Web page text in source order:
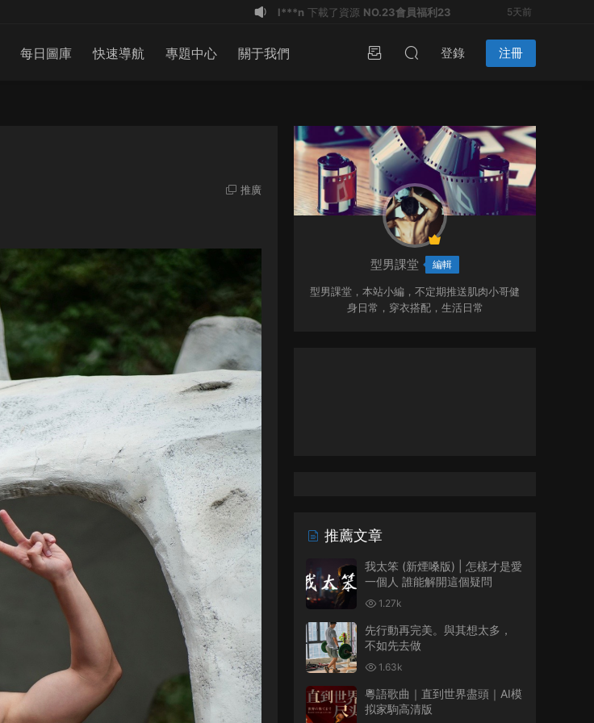
每日圖庫 快速導航 專題中心 關于我們 登錄 注冊
l***n 簽到打卡，獲得2金豆獎勵 5天前
u******* 登錄了本站 1周前
登錄了本站 11小時前
L**B加入了本站 11小時前
加入了本站 23小時前
l***n下載了資源NO.23會員福利23 5天前
NO.23會員福利23
推廣
型男課堂 編輯
型男課堂，本站小編，不定期推送肌肉小哥健
身日常，穿衣搭配，生活日常
推薦文章
我太笨 (新煙嗓版) | 怎樣才是愛
一個人 誰能解開這個疑問
1.27k
先行動再完美。與其想太多，
不如先去做
1.63k
粵語歌曲｜直到世界盡頭｜AI模
拟家駒高清版